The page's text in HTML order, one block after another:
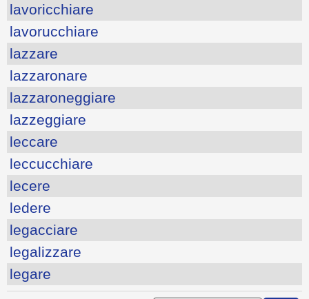
lavoricchiare
lavorucchiare
lazzare
lazzaronare
lazzaroneggiare
lazzeggiare
leccare
leccucchiare
lecere
ledere
legacciare
legalizzare
legare